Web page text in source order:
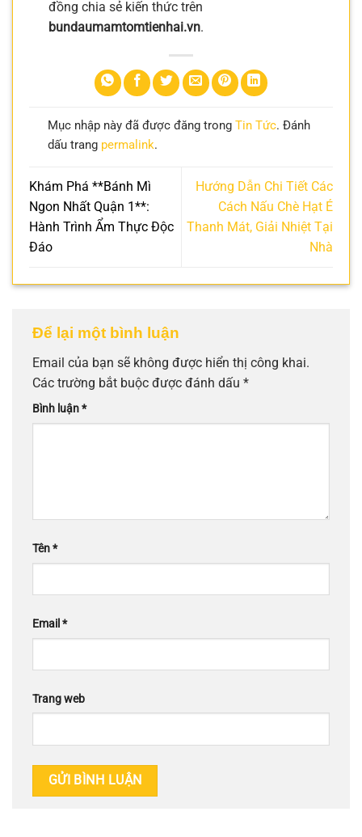
đồng chia sẻ kiến thức trên
bundaumamtomtienhai.vn.
Mục nhập này đã được đăng trong Tin Tức. Đánh
dấu trang permalink.
Khám Phá **Bánh Mì
Ngon Nhất Quận 1**:
Hành Trình Ẩm Thực Độc
Đáo
Hướng Dẫn Chi Tiết Các
Cách Nấu Chè Hạt É
Thanh Mát, Giải Nhiệt Tại
Nhà
Để lại một bình luận
Email của bạn sẽ không được hiển thị công khai.
Các trường bắt buộc được đánh dấu *
Bình luận*
Tên*
Email *
Trang web